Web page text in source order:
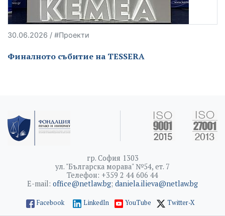
30.06.2026 / #Проекти
Финалното събитие на TESSERA
гр. София 1303
ул. "Българска морава" №54, ет. 7
Телефон: +359 2 44 606 44
E-mail: office@netlaw.bg; daniela.ilieva@netlaw.bg
Facebook LinkedIn YouTube Twitter-X